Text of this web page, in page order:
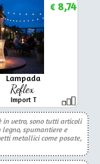
Lampada
Reflex
Import T
€8,74
in vetro, sono tutti articoli
legno, spumantiere e
metallici come posate,